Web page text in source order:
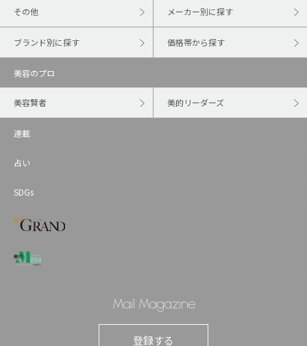
その他 メーカー別に探す
ブランド別に探す 価格帯から探す
美容のプロ
美容賢者 美的リーダーズ
連載
占い
SDGs
Mail Magazine
登録する